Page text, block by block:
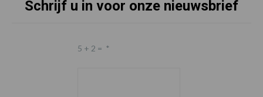
Schrijf u in voor onze nieuwsbrief
5 + 2 = *